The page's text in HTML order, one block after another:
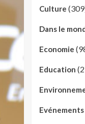
Culture
Dans le
Economie
Education
Evénements